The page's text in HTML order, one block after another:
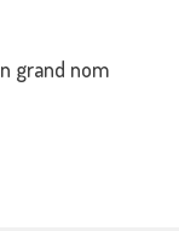
grand nom